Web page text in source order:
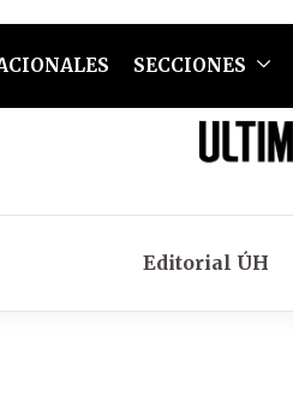
SECCIONES
Editorial ÚH